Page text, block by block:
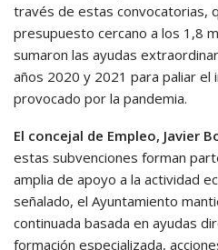
través de estas convocatorias,
presupuesto cercano a los 1,8
sumaron las ayudas
años 2020 y 2021 para paliar el
provocado por la pandemia.
El concejal de Empleo, Javier
estas subvenciones forman
amplia de apoyo a la actividad
señalado, el Ayuntamiento
continuada basada en ayudas
formación especializada,